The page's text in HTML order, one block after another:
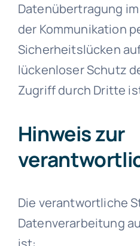
Datenübertragung
der Kommunikation
Sicherheitslücken
lückenloser Schutz
Zugriff durch Dritte
Hinweis zur
Die verantwortliche
Datenverarbeitung